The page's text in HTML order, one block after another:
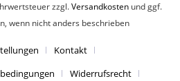
zzgl.Versandkosten und ggf.
wenn nicht anders beschrieben
Kontakt
Widerrufsrecht